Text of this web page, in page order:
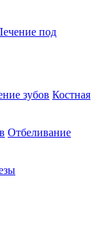
под
зубов Костная
Отбеливание